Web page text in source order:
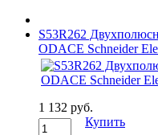
S53R262
ODACE Schneider
1 132 руб.
Купить